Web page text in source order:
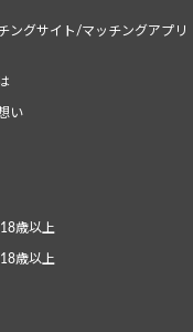
ングサイト/マッチングアプリ
い
歳以上
歳以上